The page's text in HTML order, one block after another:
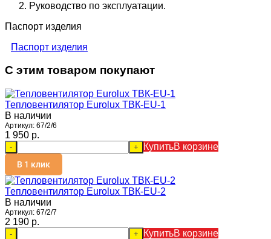
Руководство по эксплуатации.
Паспорт изделия
Паспорт изделия
С этим товаром покупают
Тепловентилятор Eurolux ТВК-EU-1
В наличии
Артикул: 67/2/6
1 950 p.
- + КупитьВ корзине
В 1 клик
Тепловентилятор Eurolux ТВК-EU-2
В наличии
Артикул: 67/2/7
2 190 p.
- + КупитьВ корзине